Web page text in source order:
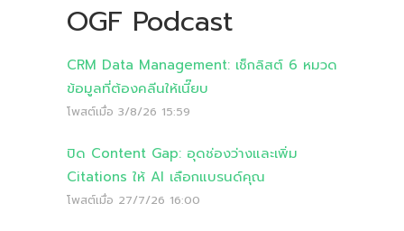
OGF Podcast
CRM Data Management: เช็กลิสต์ 6 หมวด
ข้อมูลที่ต้องคลีนให้เนี๊ยบ
โพสต์เมื่อ 3/8/26 15:59
ปิด Content Gap: อุดช่องว่างและเพิ่ม
Citations ให้ AI เลือกแบรนด์คุณ
โพสต์เมื่อ 27/7/26 16:00